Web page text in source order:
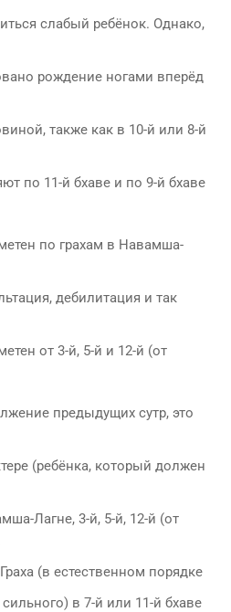
слабый ребёнок. Однако,
рождение ногами вперёд
также как в 10-й или 8-й
по 11-й бхаве и по 9-й бхаве
по грахам в Навамша-
дебилитация и так
от 3-й, 5-й и 12-й (от
предыдущих сутр, это
(ребёнка, который должен
Лагне, 3-й, 5-й, 12-й (от
(в естественном порядке
в 7-й или 11-й бхаве